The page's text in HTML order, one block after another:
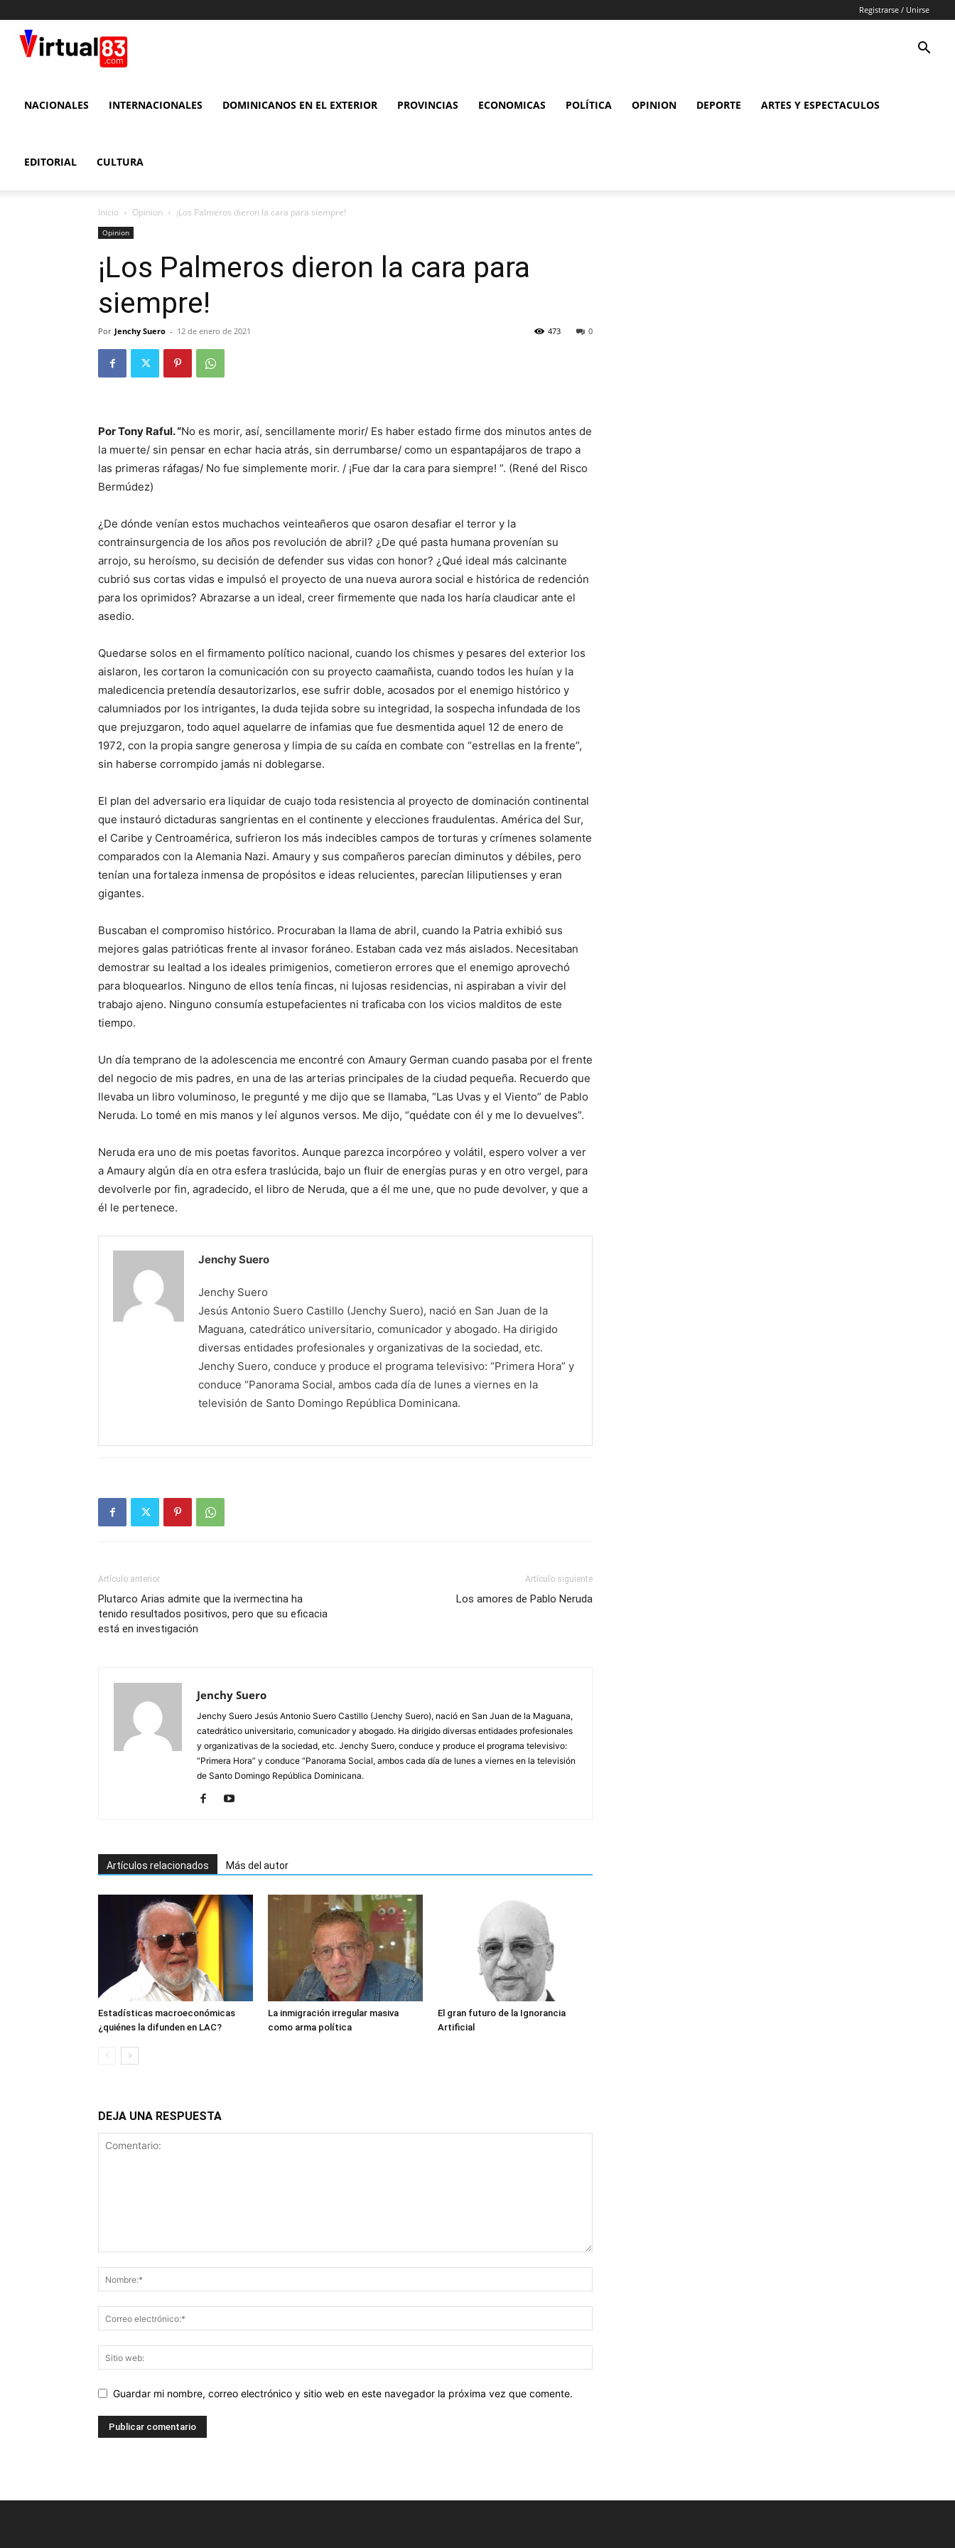
Registrarse / Unirse
83
NACIONALES INTERNACIONALES DOMINICANOS EN EL EXTERIOR PROVINCIAS ECONOMICAS POLÍTICA OPINION DEPORTE ARTES Y ESPECTACULOS
EDITORIAL CULTURA
Inicio Opinion ¡Los Palmeros dieron la cara para siempre!
Opinion
¡Los Palmeros dieron la cara para
siempre!
Por Jenchy Suero - 12 de enero de 2021 0
473
Por Tony Raful. “No es morir, así, sencillamen­te morir/ Es ha­ber estado firme dos minutos an­tes de
la muerte/ sin pen­sar en echar hacia atrás, sin derrumbarse/ como un es­pantapájaros de trapo a
las primeras ráfagas/ No fue simplemente morir. / ¡Fue dar la cara para siempre! ”. (René del Risco
Bermúdez)
¿De dónde venían estos muchachos veinteañeros que osaron desafiar el terror y la
contrainsurgencia de los años pos revolución de abril? ¿De qué pasta humana provenían su
arrojo, su heroísmo, su de­cisión de defender sus vidas con honor? ¿Qué ideal más calcinante
cubrió sus cortas vidas e impulsó el proyecto de una nueva aurora social e histórica de redención
pa­ra los oprimidos? Abrazarse a un ideal, creer firmemente que nada los haría claudicar ante el
asedio.
Quedarse so­los en el firmamento político nacional, cuando los chismes y pesares del exterior los
ais­laron, les cortaron la comu­nicación con su proyecto ca­amañista, cuando todos les huían y la
maledicencia pre­tendía desautorizarlos, ese sufrir doble, acosados por el enemigo histórico y
calum­niados por los intrigantes, la duda tejida sobre su integri­dad, la sospecha infundada de los
que prejuzgaron, todo aquel aquelarre de infamias que fue desmentida aquel 12 de enero de
1972, con la pro­pia sangre generosa y limpia de su caída en combate con “estrellas en la frente”,
sin ha­berse corrompido jamás ni doblegarse.
El plan del adver­sario era liquidar de cuajo to­da resistencia al proyecto de dominación continental
que instauró dictaduras sangrien­tas en el continente y eleccio­nes fraudulentas. América del Sur,
el Caribe y Centro­américa, sufrieron los más in­decibles campos de torturas y crímenes solamente
compa­rados con la Alemania Nazi. Amaury y sus compañeros parecían diminutos y débi­les, pero
tenían una fortale­za inmensa de propósitos e ideas relucientes, parecían li­liputienses y eran
gigantes.
Buscaban el compromiso his­tórico. Procuraban la llama de abril, cuando la Patria ex­hibió sus
mejores galas pa­trióticas frente al invasor fo­ráneo. Estaban cada vez más aislados. Necesitaban
de­mostrar su lealtad a los idea­les primigenios, cometieron errores que el enemigo apro­vechó
para bloquearlos. Nin­guno de ellos tenía fincas, ni lujosas residencias, ni aspira­ban a vivir del
trabajo ajeno. Ninguno consumía estupefa­cientes ni traficaba con los vi­cios malditos de este
tiempo.
Un día temprano de la adolescencia me encontré con Amaury German cuan­do pasaba por el frente
del negocio de mis padres, en una de las arterias princi­pales de la ciudad peque­ña. Recuerdo que
lleva­ba un libro voluminoso, le pregunté y me dijo que se llamaba, “Las Uvas y el Viento” de Pablo
Neruda. Lo tomé en mis manos y leí algunos versos. Me di­jo, “quédate con él y me lo devuelves”.
Neruda era uno de mis poetas favori­tos. Aunque parezca incor­póreo y volátil, espero vol­ver a ver
a Amaury algún día en otra esfera traslúcida, bajo un fluir de energías puras y en otro vergel, para
devolver­le por fin, agradecido, el libro de Neruda, que a él me une, que no pude devolver, y que a
él le pertenece.
Jenchy Suero
Jenchy Suero
Jesús Antonio Suero Castillo (Jenchy Suero), nació en San Juan de la
Maguana, catedrático universitario, comunicador y abogado. Ha dirigido
diversas entidades profesionales y organizativas de la sociedad, etc.
Jenchy Suero, conduce y produce el programa televisivo: “Primera Hora” y
conduce “Panorama Social, ambos cada día de lunes a viernes en la
televisión de Santo Domingo República Dominicana.
Artículo anterior
Plutarco Arias admite que la ivermectina ha
tenido resultados positivos, pero que su eficacia
está en investigación
Artículo siguiente
Los amores de Pablo Neruda
Jenchy Suero
Jenchy Suero Jesús Antonio Suero Castillo (Jenchy Suero), nació en San Juan de la Maguana,
catedrático universitario, comunicador y abogado. Ha dirigido diversas entidades profesionales
y organizativas de la sociedad, etc. Jenchy Suero, conduce y produce el programa televisivo:
“Primera Hora” y conduce “Panorama Social, ambos cada día de lunes a viernes en la televisión
de Santo Domingo República Dominicana.
Artículos relacionados Más del autor
Estadísticas macroeconómicas
¿quiénes la difunden en LAC?
La inmigración irregular masiva
como arma política
El gran futuro de la Ignorancia
Artificial
DEJA UNA RESPUESTA
Guardar mi nombre, correo electrónico y sitio web en este navegador la próxima vez que comente.